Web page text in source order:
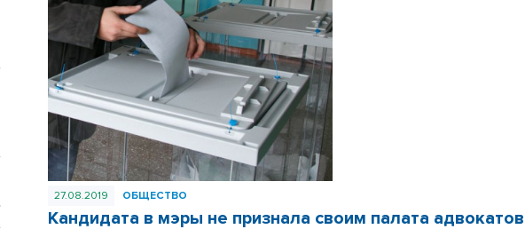
27.08.2019 ОБЩЕСТВО
Кандидата в мэры не признала своим палата адвокатов